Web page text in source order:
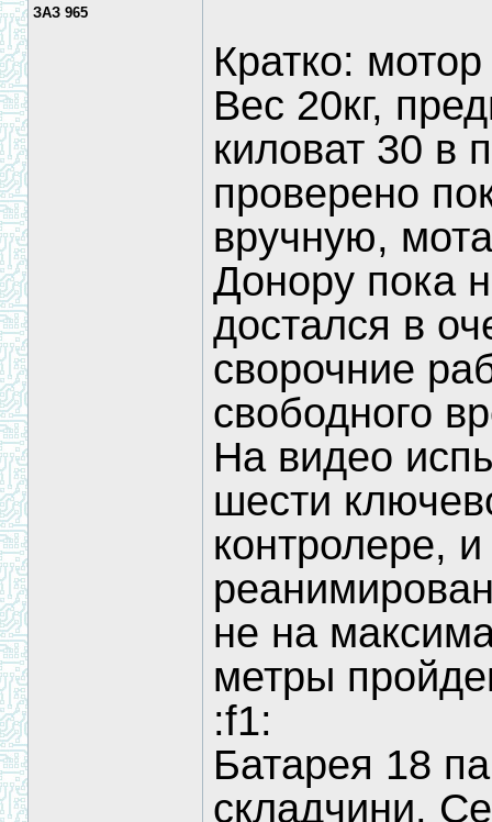
ЗАЗ 965
Кратко:
Вес 20кг,
киловат 30 в
проверено
вручную,
Донору пока
достался в
сворочние
свободного
На видео
шести
контролере,
не на
метры
:f1:
Батарея 18
складчини.